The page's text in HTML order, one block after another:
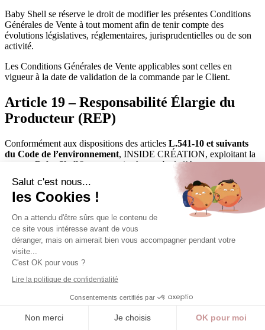
Baby Shell se réserve le droit de modifier les présentes Conditions
Générales de Vente à tout moment afin de tenir compte des
évolutions législatives, réglementaires, jurisprudentielles ou de son
activité.
Les Conditions Générales de Vente applicables sont celles en
vigueur à la date de validation de la commande par le Client.
Article 19 – Responsabilité Élargie du
Producteur (REP)
Conformément aux dispositions des articles L.541-10 et suivants
du Code de l’environnement, INSIDE CRÉATION, exploitant la
Baby Shell®
, est enregistrée auprès de l’éco-
Emballages Ménagers et
Papiers (EMP).
Identifiant Unique (IDU) attribué par l’ADEME :
FR384537_01VBXQ
Cet identifiant atteste de la conformité de Baby Shell à ses
obligations en matière de Responsabilité Élargie du Producteur
(REP) pour cette filière.
En adhérant à cette filière, Baby Shell contribue au financement de
des emballages ménagers et des papiers, conformément à la
Salut c'est nous...
les Cookies !
On a attendu d'être sûrs que le contenu de
ce site vous intéresse avant de vous
déranger, mais on aimerait bien vous accompagner pendant votre
visite...
C'est OK pour vous ?
Lire la politique de confidentialité
Consentements certifiés par
Non merci Je choisis OK pour moi